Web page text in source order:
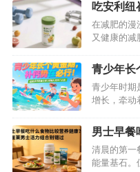
吃安利纽
吗？详细
在减肥的漫
又健康的减
说，帮助人
入剖析。…
青少年长
镁维生素
青少年时期
增长，牵动
不容忽视的
补钙？又该
维生素D咀
赖之选。…
男士早餐
莱男士活
清晨的第一
能量基石。